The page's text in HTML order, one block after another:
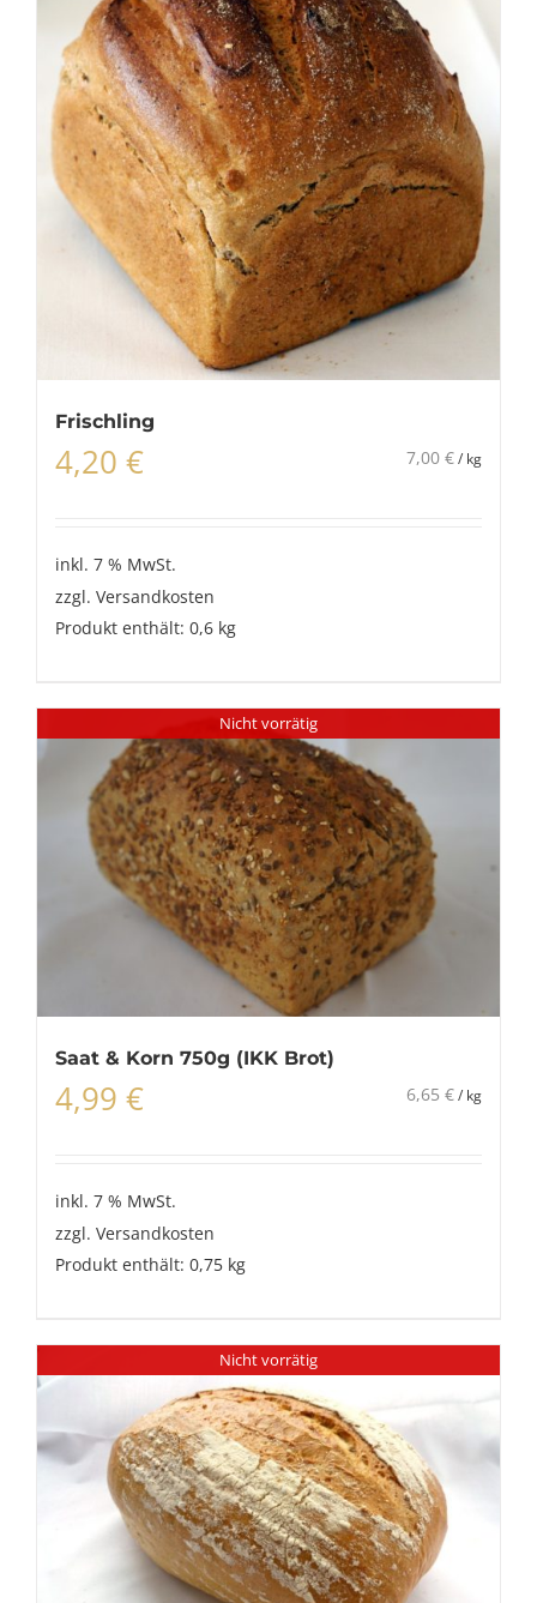
Frischling
4,20 € 7,00 €/ kg
inkl. 7 % MwSt.
zzgl. Versandkosten
Produkt enthält: 0,6 kg
Nicht vorrätig
Saat & Korn 750g (IKK Brot)
4,99 € 6,65 €/ kg
inkl. 7 % MwSt.
zzgl. Versandkosten
Produkt enthält: 0,75 kg
Nicht vorrätig